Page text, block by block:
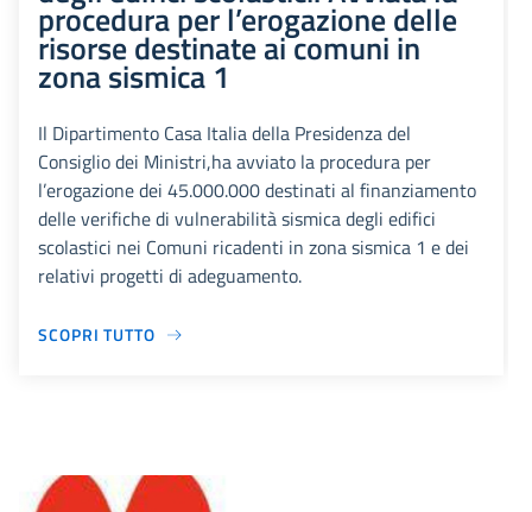
procedura per l’erogazione delle
risorse destinate ai comuni in
zona sismica 1
Il Dipartimento Casa Italia della Presidenza del
Consiglio dei Ministri,ha avviato la procedura per
l’erogazione dei 45.000.000 destinati al finanziamento
delle verifiche di vulnerabilità sismica degli edifici
scolastici nei Comuni ricadenti in zona sismica 1 e dei
relativi progetti di adeguamento.
SCOPRI TUTTO